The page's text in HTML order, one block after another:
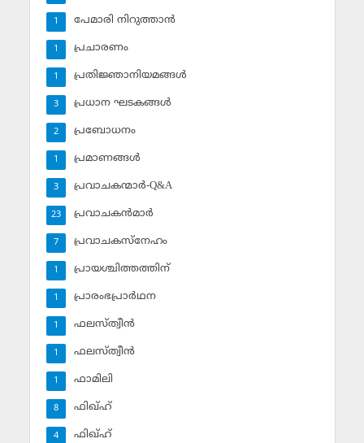
പേമാരി നിറുത്താന്‍
1
പ്രചാരണം
1
പ്രതിജ്ഞാനിയമങ്ങള്‍
1
പ്രധാന ഘടകങ്ങള്‍
3
പ്രബോധനം
2
പ്രമാണങ്ങള്‍
1
പ്രവാചകന്മാര്‍-Q&A
3
പ്രവാചകന്‍മാര്‍
23
പ്രവാചകസ്‌നേഹം
7
പ്രായശ്ചിത്തത്തിന്
1
പ്രാരംഭപ്രാര്‍ഥന
1
ഫലസ്ത്വീൻ
1
ഫലസ്ത്വീൻ
1
ഫാമിലി
1
ഫിഖ്ഹ്
8
ഫിഖ്ഹ്‌
4